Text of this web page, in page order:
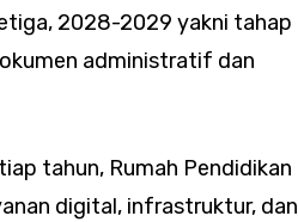
2028-2029 yakni tahap
administratif dan
tahun, Rumah Pendidikan
digital, infrastruktur, dan